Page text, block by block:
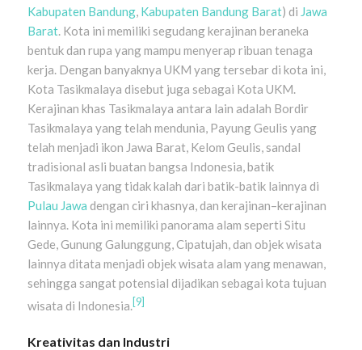
Kabupaten Bandung, Kabupaten Bandung Barat) di Jawa
Barat. Kota ini memiliki segudang kerajinan beraneka
bentuk dan rupa yang mampu menyerap ribuan tenaga
kerja. Dengan banyaknya UKM yang tersebar di kota ini,
Kota Tasikmalaya disebut juga sebagai Kota UKM.
Kerajinan khas Tasikmalaya antara lain adalah Bordir
Tasikmalaya yang telah mendunia, Payung Geulis yang
telah menjadi ikon Jawa Barat, Kelom Geulis, sandal
tradisional asli buatan bangsa Indonesia, batik
Tasikmalaya yang tidak kalah dari batik-batik lainnya di
Pulau Jawa dengan ciri khasnya, dan kerajinan–kerajinan
lainnya. Kota ini memiliki panorama alam seperti Situ
Gede, Gunung Galunggung, Cipatujah, dan objek wisata
lainnya ditata menjadi objek wisata alam yang menawan,
sehingga sangat potensial dijadikan sebagai kota tujuan
wisata di Indonesia. [9]
Kreativitas dan Industri